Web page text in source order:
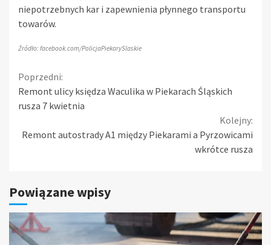
niepotrzebnych kar i zapewnienia płynnego transportu
towarów.
Źródło: facebook.com/PolicjaPiekarySlaskie
Continue
Reading
Poprzedni:
Remont ulicy księdza Waculika w Piekarach Śląskich
rusza 7 kwietnia
Kolejny:
Remont autostrady A1 między Piekarami a Pyrzowicami
wkrótce rusza
Powiązane wpisy